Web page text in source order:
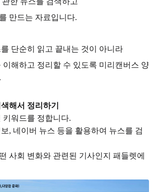
만드는 자료입니다.
단순히 읽고 끝내는 것이 아니라
이해하고 정리할 수 있도록 미리캔버스 양
해서 정리하기
워드를 정합니다.
, 네이버 뉴스 등을 활용하여 뉴스를 검
사회 변화와 관련된 기사인지 패들렛에